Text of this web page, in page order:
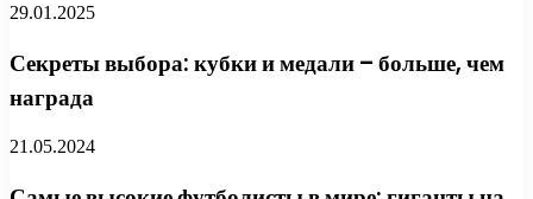
29.01.2025
Секреты выбора: кубки и медали – больше, чем
награда
21.05.2024